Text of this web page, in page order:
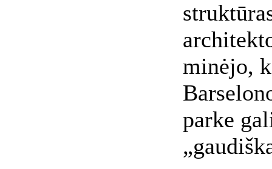
minėjo,
parke